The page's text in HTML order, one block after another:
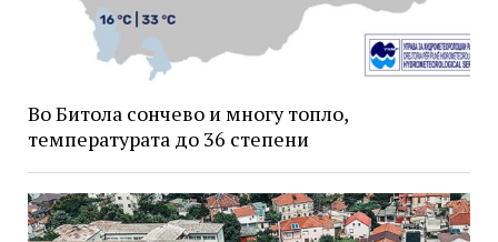
Во Битола сончево и многу топло,
температурата до 36 степени